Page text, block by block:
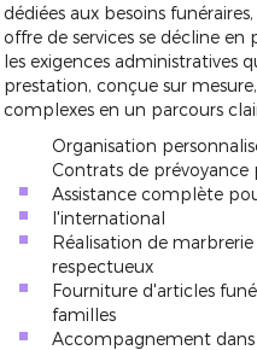
dédiées aux besoins
offre de services se décline
les exigences administratives
prestation, conçue sur
complexes en un parcours
Organisation
Contrats de prévoyance
Assistance complète
l'international
Réalisation de
respectueux
Fourniture d'articles
familles
Accompagnement